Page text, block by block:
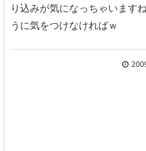
り込みが気になっちゃいます
うに気をつけなければｗ